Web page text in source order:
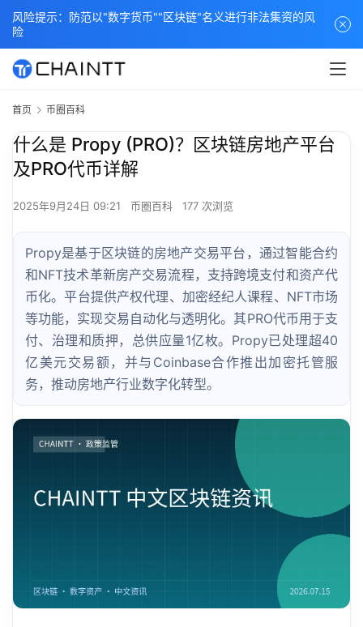
首页 币圈百科
什么是 Propy (PRO)？区块链房地产平台
及PRO代币详解
2025年9月24日 09:21 币圈百科 177 次浏览
Propy是基于区块链的房地产交易平台，通过智能合约
和NFT技术革新房产交易流程，支持跨境支付和资产代
币化。平台提供产权代理、加密经纪人课程、NFT市场
等功能，实现交易自动化与透明化。其PRO代币用于支
付、治理和质押，总供应量1亿枚。Propy已处理超40
亿美元交易额，并与Coinbase合作推出加密托管服
务，推动房地产行业数字化转型。
风险提示：防范以"数字货币""区块链"名义进行非法集资的风
险